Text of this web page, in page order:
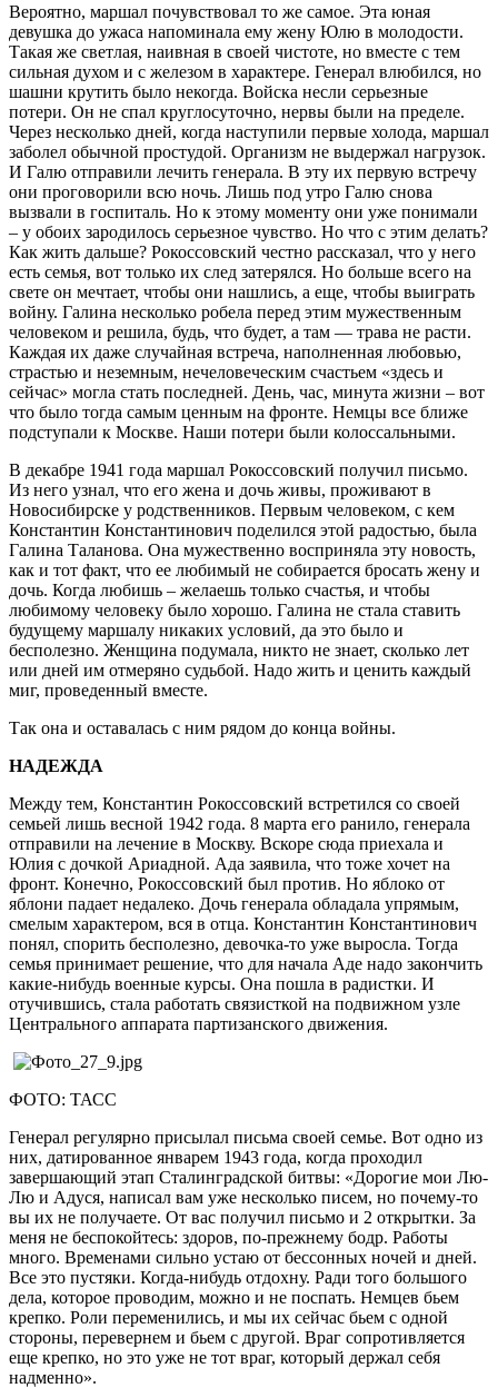
Вероятно, маршал почувствовал то же самое. Эта юная
девушка до ужаса напоминала ему жену Юлю в молодости.
Такая же светлая, наивная в своей чистоте, но вместе с тем
сильная духом и с железом в характере. Генерал влюбился, но
шашни крутить было некогда. Войска несли серьезные
потери. Он не спал круглосуточно, нервы были на пределе.
Через несколько дней, когда наступили первые холода, маршал
заболел обычной простудой. Организм не выдержал нагрузок.
И Галю отправили лечить генерала. В эту их первую встречу
они проговорили всю ночь. Лишь под утро Галю снова
вызвали в госпиталь. Но к этому моменту они уже понимали
– у обоих зародилось серьезное чувство. Но что с этим делать?
Как жить дальше? Рокоссовский честно рассказал, что у него
есть семья, вот только их след затерялся. Но больше всего на
свете он мечтает, чтобы они нашлись, а еще, чтобы выиграть
войну. Галина несколько робела перед этим мужественным
человеком и решила, будь, что будет, а там — трава не расти.
Каждая их даже случайная встреча, наполненная любовью,
страстью и неземным, нечеловеческим счастьем «здесь и
сейчас» могла стать последней. День, час, минута жизни – вот
что было тогда самым ценным на фронте. Немцы все ближе
подступали к Москве. Наши потери были колоссальными.
В декабре 1941 года маршал Рокоссовский получил письмо.
Из него узнал, что его жена и дочь живы, проживают в
Новосибирске у родственников. Первым человеком, с кем
Константин Константинович поделился этой радостью, была
Галина Таланова. Она мужественно восприняла эту новость,
как и тот факт, что ее любимый не собирается бросать жену и
дочь. Когда любишь – желаешь только счастья, и чтобы
любимому человеку было хорошо. Галина не стала ставить
будущему маршалу никаких условий, да это было и
бесполезно. Женщина подумала, никто не знает, сколько лет
или дней им отмеряно судьбой. Надо жить и ценить каждый
миг, проведенный вместе.
Так она и оставалась с ним рядом до конца войны.
НАДЕЖДА
Между тем, Константин Рокоссовский встретился со своей
семьей лишь весной 1942 года. 8 марта его ранило, генерала
отправили на лечение в Москву. Вскоре сюда приехала и
Юлия с дочкой Ариадной. Ада заявила, что тоже хочет на
фронт. Конечно, Рокоссовский был против. Но яблоко от
яблони падает недалеко. Дочь генерала обладала упрямым,
смелым характером, вся в отца. Константин Константинович
понял, спорить бесполезно, девочка-то уже выросла. Тогда
семья принимает решение, что для начала Аде надо закончить
какие-нибудь военные курсы. Она пошла в радистки. И
отучившись, стала работать связисткой на подвижном узле
Центрального аппарата партизанского движения.
ФОТО: ТАСС
Генерал регулярно присылал письма своей семье. Вот одно из
них, датированное январем 1943 года, когда проходил
завершающий этап Сталинградской битвы: «Дорогие мои Лю-
Лю и Адуся, написал вам уже несколько писем, но почему-то
вы их не получаете. От вас получил письмо и 2 открытки. За
меня не беспокойтесь: здоров, по-прежнему бодр. Работы
много. Временами сильно устаю от бессонных ночей и дней.
Все это пустяки. Когда-нибудь отдохну. Ради того большого
дела, которое проводим, можно и не поспать. Немцев бьем
крепко. Роли переменились, и мы их сейчас бьем с одной
стороны, перевернем и бьем с другой. Враг сопротивляется
еще крепко, но это уже не тот враг, который держал себя
надменно».